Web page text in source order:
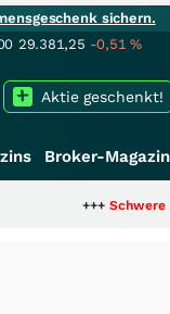
sichern.
29.381,25 -0,51%
Aktie geschenkt!
Broker-Magazin
Schwere Seltene